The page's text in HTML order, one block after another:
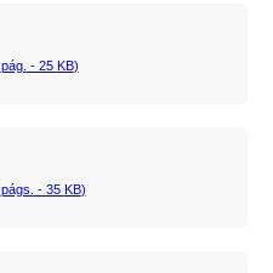
pág. - 25 KB)
págs. - 35 KB)